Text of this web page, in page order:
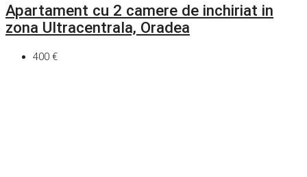
Apartament cu 2 camere de inchiriat in
zona Ultracentrala, Oradea
400 €